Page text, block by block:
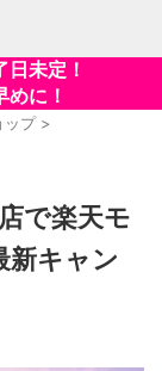
未定！
に！
ップ >
で楽天モ
キャン